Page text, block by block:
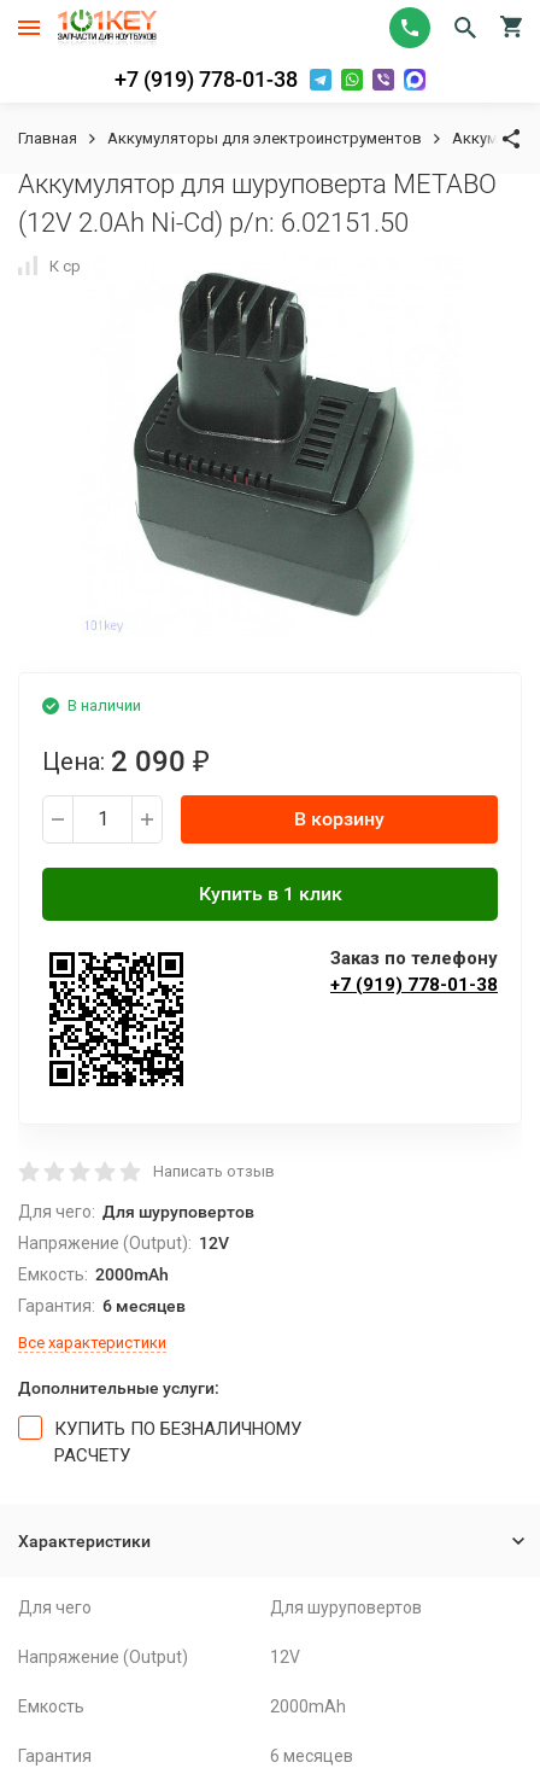
+7 (919) 778-01-38
Главная Аккумуляторы для электроинструментов
Аккумулятор для шуруповерта METABO
(12V 2.0Ah Ni-Cd) p/n: 6.02151.50
К сравнению
В наличии
Цена: 2 090 ₽
В корзину
Заказ по телефону
+7 (919) 778-01-38
Написать отзыв
Для чего: Для шуруповертов
Напряжение (Output): 12V
Емкость: 2000mAh
Гарантия: 6 месяцев
Все характеристики
Дополнительные услуги:
КУПИТЬ ПО БЕЗНАЛИЧНОМУ
РАСЧЕТУ
Характеристики
Для чего Для шуруповертов
Напряжение (Output) 12V
Емкость 2000mAh
Гарантия 6 месяцев